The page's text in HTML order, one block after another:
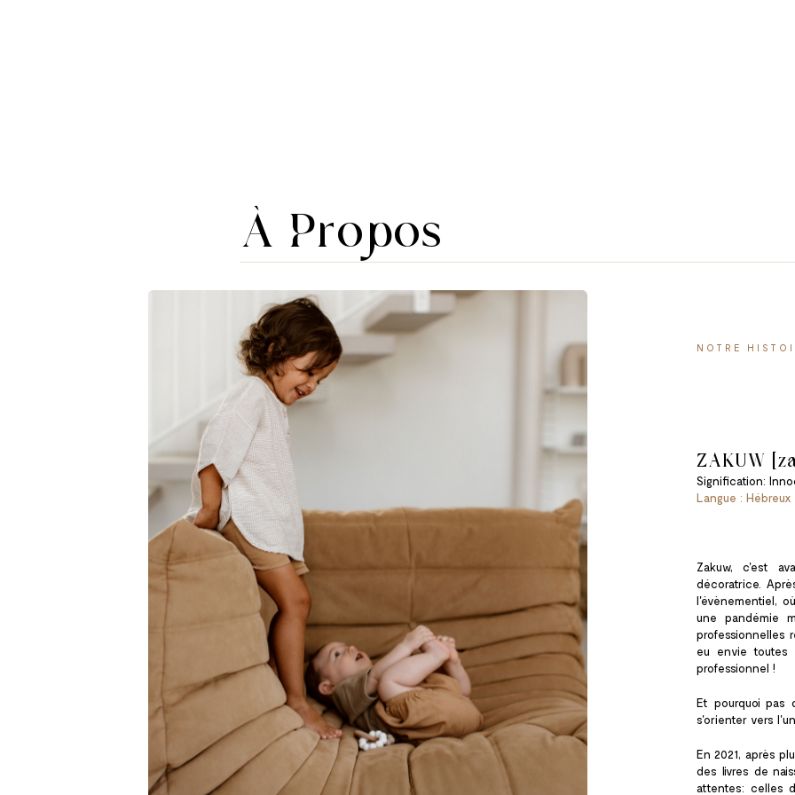
À Propos
NOTRE
ZAKUW
Signification:
Langue : Hébreux
Zakuw, c'est
décoratrice.
l'évènementiel,
une pandémie
professionnelles
eu envie toutes
professionnel !
Et pourquoi pas
s'orienter vers
En 2021, après
des livres de
attentes: celles